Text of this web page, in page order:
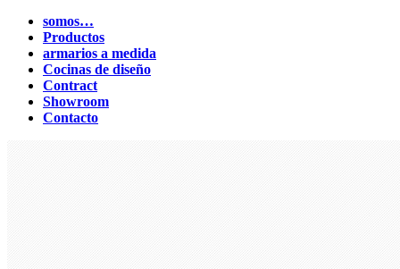
somos…
Productos
armarios a medida
Cocinas de diseño
Contract
Showroom
Contacto